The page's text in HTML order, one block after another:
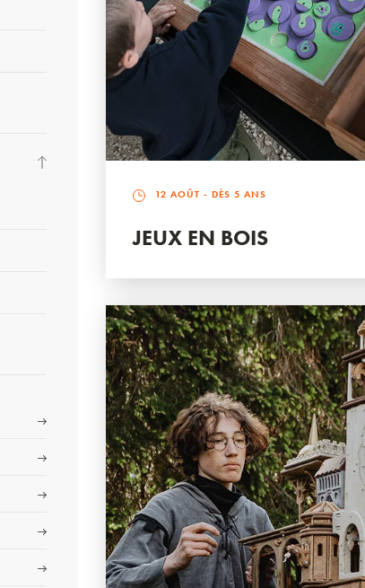
12 AOÛT - DÈS 5 ANS
JEUX EN BOIS